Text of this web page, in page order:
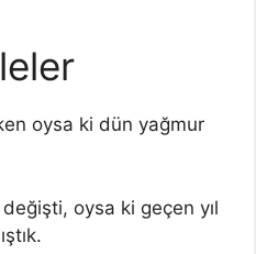
oysa ki dün yağmur
değişti, oysa ki geçen yıl